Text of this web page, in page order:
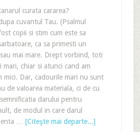
curata cararea?
cuvantul Tau. (Psalmul
copii si stim cum este sa
ca sa primesti un
mai mare. Drept vorbind, toti
mari, chiar si atunci cand am
mici. Dar, cadourile mari nu sunt
de valoarea materiala, ci de cu
darului pentru
de modul in care darul
… [Citeşte mai departe...]